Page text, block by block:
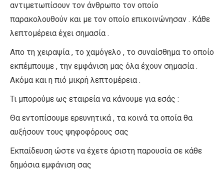
αντιμετωπίσουν τον άνθρωπο τον οποίο
παρακολουθούν και με τον οποίο επικοινώνησαν . Κάθε
λεπτομέρεια έχει σημασία .
Απο τη χειραψία , το χαμόγελο , το συναίσθημα το οποίο
εκπέμπουμε , την εμφάνιση μας όλα έχουν σημασία .
Ακόμα και η πιό μικρή λεπτομέρεια .
Τι μπορούμε ως εταιρεία να κάνουμε για εσάς :
Θα εντοπίσουμε ερευνητικά , τα κοινά τα οποία θα
αυξήσουν τους ψηφοφόρους σας
Εκπαίδευση ώστε να έχετε άριστη παρουσία σε κάθε
δημόσια εμφάνιση σας